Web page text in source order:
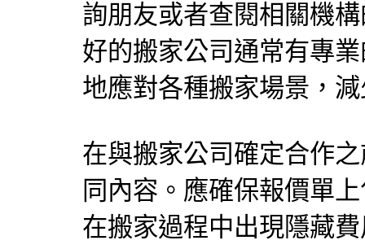
詢朋友或者查閱相關機
好的搬家公司通常有專
地應對各種搬家場景，
在與搬家公司確定合作
同內容。應確保報價單
在搬家過程中出現隱藏